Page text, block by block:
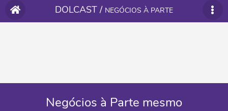
DOLCAST / NEGÓCIOS À PARTE
Negócios à Parte mesmo